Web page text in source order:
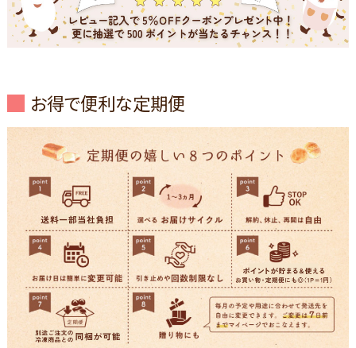
お得で便利な定期便